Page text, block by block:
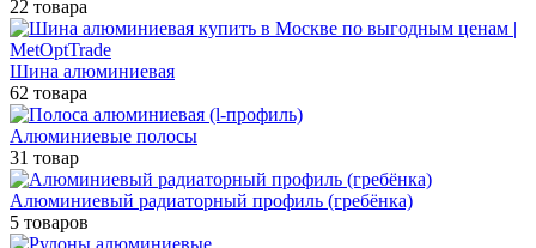
22 товара
Шина алюминиевая
62 товара
Алюминиевые полосы
31 товар
Алюминиевый радиаторный профиль (гребёнка)
5 товаров